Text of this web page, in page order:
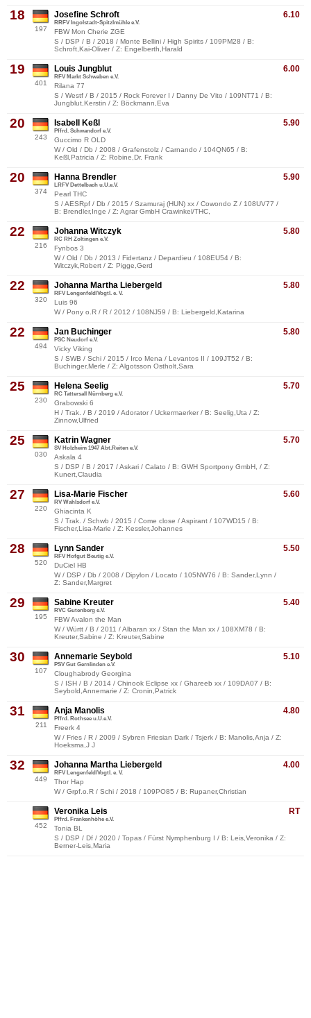
18
197
6.10
Josefine Schroft
RRFV Ingolstadt-Spitzlmühle e.V.
FBW Mon Cherie ZGE
S / DSP / B / 2018 / Monte Bellini / High Spirits / 109PM28 / B:
Schroft,Kai-Oliver / Z: Engelberth,Harald
19
401
6.00
Louis Jungblut
RFV Markt Schwaben e.V.
Rilana 77
S / Westf / B / 2015 / Rock Forever I / Danny De Vito / 109NT71 / B:
Jungblut,Kerstin / Z: Böckmann,Eva
20
243
5.90
Isabell Keßl
Pffrd. Schwandorf e.V.
Guccimo R OLD
W / Old / Db / 2008 / Grafenstolz / Carnando / 104QN65 / B:
Keßl,Patricia / Z: Robine,Dr. Frank
20
374
5.90
Hanna Brendler
LRFV Dettelbach u.U.e.V.
Pearl THC
S / AESRpf / Db / 2015 / Szamuraj (HUN) xx / Cowondo Z / 108UV77 /
B: Brendler,Inge / Z: Agrar GmbH Crawinkel/THC,
22
216
5.80
Johanna Witczyk
RC RH Zoltingen e.V.
Fynbos 3
W / Old / Db / 2013 / Fidertanz / Depardieu / 108EU54 / B:
Witczyk,Robert / Z: Pigge,Gerd
22
320
5.80
Johanna Martha Liebergeld
RFV Lengenfeld/Vogtl. e. V.
Luis 96
W / Pony o.R / R / 2012 / 108NJ59 / B: Liebergeld,Katarina
22
494
5.80
Jan Buchinger
PSC Neudorf e.V.
Vicky Viking
S / SWB / Schi / 2015 / Irco Mena / Levantos II / 109JT52 / B:
Buchinger,Merle / Z: Algotsson Ostholt,Sara
25
230
5.70
Helena Seelig
RC Tattersall Nürnberg e.V.
Grabowski 6
H / Trak. / B / 2019 / Adorator / Uckermaerker / B: Seelig,Uta / Z:
Zinnow,Ulfried
25
030
5.70
Katrin Wagner
SV Holzheim 1947 Abt.Reiten e.V.
Askala 4
S / DSP / B / 2017 / Askari / Calato / B: GWH Sportpony GmbH, / Z:
Kunert,Claudia
27
220
5.60
Lisa-Marie Fischer
RV Wahlsdorf e.V.
Ghiacinta K
S / Trak. / Schwb / 2015 / Come close / Aspirant / 107WD15 / B:
Fischer,Lisa-Marie / Z: Kessler,Johannes
28
520
5.50
Lynn Sander
RFV Hofgut Beutig e.V.
DuCiel HB
W / DSP / Db / 2008 / Dipylon / Locato / 105NW76 / B: Sander,Lynn /
Z: Sander,Margret
29
195
5.40
Sabine Kreuter
RVC Gutenberg e.V.
FBW Avalon the Man
W / Württ / B / 2011 / Albaran xx / Stan the Man xx / 108XM78 / B:
Kreuter,Sabine / Z: Kreuter,Sabine
30
107
5.10
Annemarie Seybold
PSV Gut Gernlinden e.V.
Cloughabrody Georgina
S / ISH / B / 2014 / Chinook Eclipse xx / Ghareeb xx / 109DA07 / B:
Seybold,Annemarie / Z: Cronin,Patrick
31
211
4.80
Anja Manolis
Pffrd. Rothsee u.U.e.V.
Freerk 4
W / Fries / R / 2009 / Sybren Friesian Dark / Tsjerk / B: Manolis,Anja / Z:
Hoeksma,J J
32
449
4.00
Johanna Martha Liebergeld
RFV Lengenfeld/Vogtl. e. V.
Thor Hap
W / Grpf.o.R / Schi / 2018 / 109PO85 / B: Rupaner,Christian
452
RT
Veronika Leis
Pffrd. Frankenhöhe e.V.
Tonia BL
S / DSP / Df / 2020 / Topas / Fürst Nymphenburg I / B: Leis,Veronika / Z:
Berner-Leis,Maria